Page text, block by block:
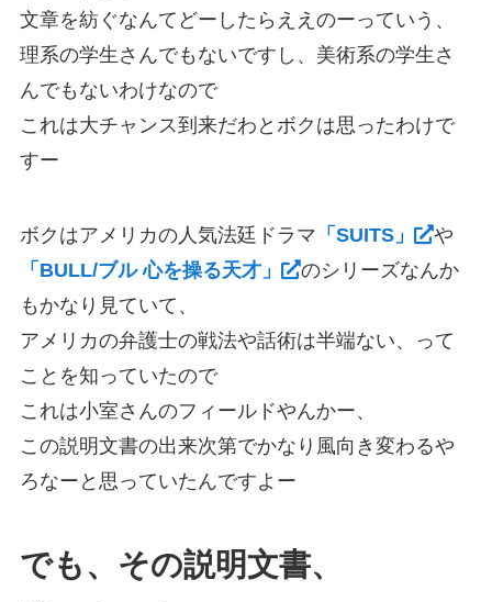
文章を紡ぐなんてどーしたらええのーっていう、
理系の学生さんでもないですし、美術系の学生さ
んでもないわけなので
これは大チャンス到来だわとボクは思ったわけで
すー
ボクはアメリカの人気法廷ドラマ 「SUITS」
や
「BULL/ブル 心を操る天才」
のシリーズなんか
もかなり見ていて、
アメリカの弁護士の戦法や話術は半端ない、って
ことを知っていたので
これは小室さんのフィールドやんかー、
この説明文書の出来次第でかなり風向き変わるや
ろなーと思っていたんですよー
でも、その説明文書、